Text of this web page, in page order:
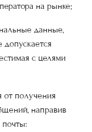
на рынке;
данные,
с целями
от получения
направив